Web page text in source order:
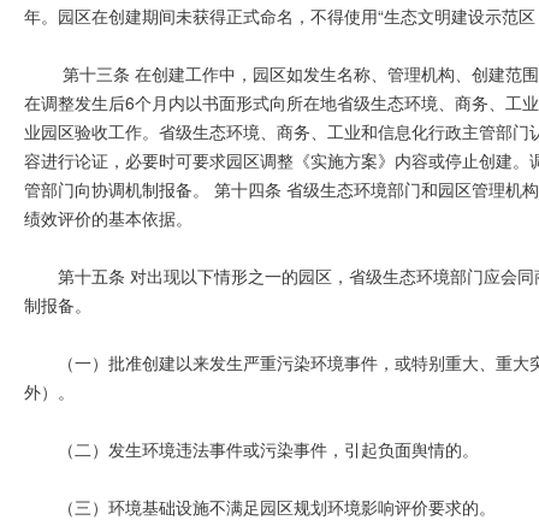
年。园区在创建期间未获得正式命名，不得使用“生态文明建设示范
第十三条 在创建工作中，园区如发生名称、管理机构、创建范
在调整发生后6个月内以书面形式向所在地省级生态环境、商务、工
业园区验收工作。省级生态环境、商务、工业和信息化行政主管部
容进行论证，必要时可要求园区调整《实施方案》内容或停止创建
管部门向协调机制报备。 第十四条 省级生态环境部门和园区管理机
绩效评价的基本依据。
第十五条 对出现以下情形之一的园区，省级生态环境部门应会
制报备。
（一）批准创建以来发生严重污染环境事件，或特别重大、重
外）。
（二）发生环境违法事件或污染事件，引起负面舆情的。
（三）环境基础设施不满足园区规划环境影响评价要求的。